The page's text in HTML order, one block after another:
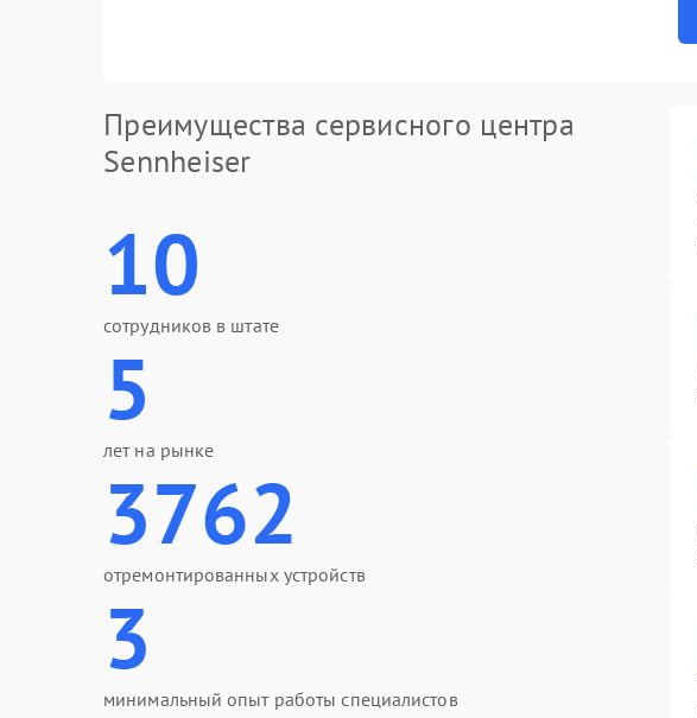
Преимущества сервисного центра
Sennheiser
10
сотрудников в штате
5
лет на рынке
3762
отремонтированных устройств
3
минимальный опыт работы специалистов